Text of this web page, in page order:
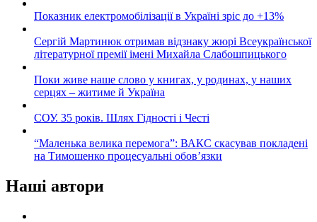
Показник електромобілізації в Україні зріс до +13%
Сергій Мартинюк отримав відзнаку жюрі Всеукраїнської
літературної премії імені Михайла Слабошпицького
Поки живе наше слово у книгах, у родинах, у наших
серцях – житиме й Україна
СОУ. 35 років. Шлях Гідності і Честі
“Маленька велика перемога”: ВАКС скасував покладені
на Тимошенко процесуальні обов’язки
Наші автори